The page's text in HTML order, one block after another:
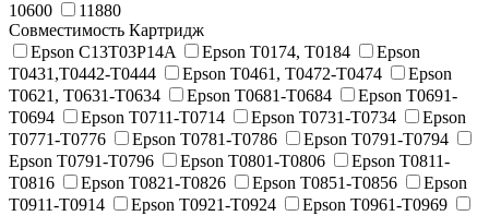
10600
11880
Совместимость Картридж
Epson C13T03P14A
Epson T0174, T0184
Epson
T0431,T0442-T0444
Epson T0461, T0472-T0474
Epson
T0621, T0631-T0634
Epson T0681-T0684
Epson T0691-
T0694
Epson T0711-T0714 Epson T0731-T0734
Epson
T0771-T0776
Epson T0781-T0786
Epson T0791-T0794
Epson T0791-T0796
Epson T0801-T0806
Epson T0811-
T0816
Epson T0821-T0826 Epson T0851-T0856
Epson
T0911-T0914
Epson T0921-T0924
Epson T0961-T0969